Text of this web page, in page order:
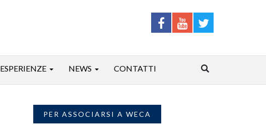
ESPERIENZE NEWS CONTATTI
PER ASSOCIARSI A WECA